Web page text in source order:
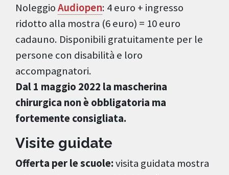
NoleggioAudiopen: 4 euro + ingresso
ridotto alla mostra (6 euro) = 10 euro
cadauno. Disponibili gratuitamente per le
persone con disabilità e loro
accompagnatori.
Dal 1 maggio 2022 la mascherina
chirurgica non è obbligatoria ma
fortemente consigliata.
Visite guidate
Offerta per le scuole:visita guidata mostra